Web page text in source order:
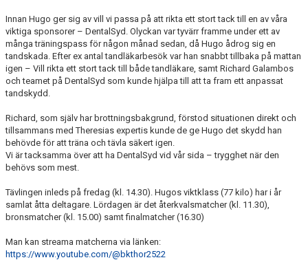
FYS - TRÄNA DITT LAG
BESTÄLL LBK KLÄDER
VACCINERAD MOT DOPING
RICHTHOFFCUPEN
SNK-TÄVLING PÅ LIMHAMN
LBKS VÄRDEGRUNDER
GDPR
Innan Hugo ger sig av vill vi passa på att rikta ett stort tack till en av våra
viktiga sponsorer – DentalSyd. Olyckan var tyvärr framme under ett av
många träningspass för någon månad sedan, då Hugo ådrog sig en
tandskada. Efter ex antal tandläkarbesök var han snabbt tillbaka på mattan
igen – Vill rikta ett stort tack till både tandläkare, samt Richard Galambos
och teamet på DentalSyd som kunde hjälpa till att ta fram ett anpassat
tandskydd.
Richard, som själv har brottningsbakgrund, förstod situationen direkt och
tillsammans med Theresias expertis kunde de ge Hugo det skydd han
behövde för att träna och tävla säkert igen.
Vi är tacksamma över att ha DentalSyd vid vår sida – trygghet när den
behövs som mest.
Tävlingen inleds på fredag (kl. 14.30). Hugos viktklass (77 kilo) har i år
samlat åtta deltagare. Lördagen är det återkvalsmatcher (kl. 11.30),
bronsmatcher (kl. 15.00) samt finalmatcher (16.30)
Man kan streama matcherna via länken:
https://www.youtube.com/@bkthor2522